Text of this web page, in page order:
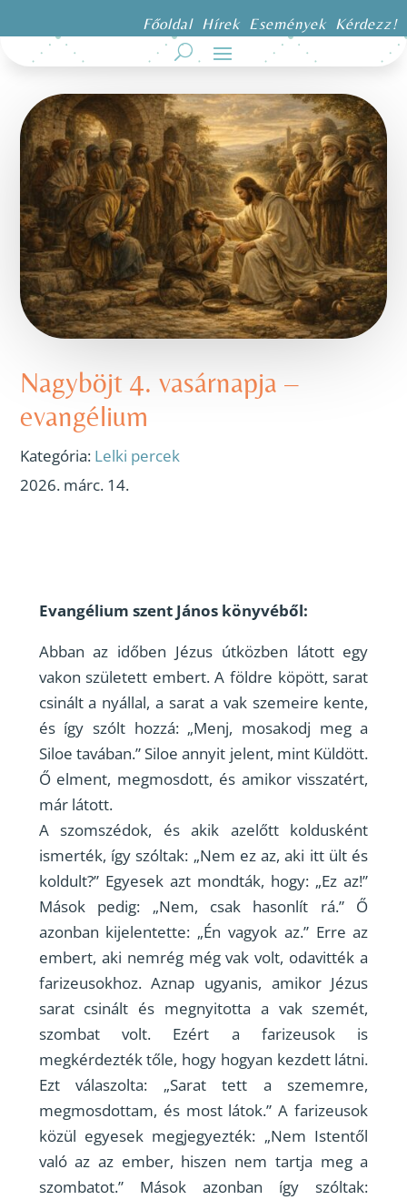
Főoldal Hírek Események Kérdezz!
Nagyböjt 4. vasárnapja –
evangélium
Kategória: Lelki percek
2026. márc. 14.
Evangélium szent János könyvéből:
Abban az időben Jézus útközben látott egy
vakon született embert. A földre köpött, sarat
csinált a nyállal, a sarat a vak szemeire kente,
és így szólt hozzá: „Menj, mosakodj meg a
Siloe tavában.” Siloe annyit jelent, mint Küldött.
Ő elment, megmosdott, és amikor visszatért,
már látott.
A szomszédok, és akik azelőtt koldusként
ismerték, így szóltak: „Nem ez az, aki itt ült és
koldult?” Egyesek azt mondták, hogy: „Ez az!”
Mások pedig: „Nem, csak hasonlít rá.” Ő
azonban kijelentette: „Én vagyok az.” Erre az
embert, aki nemrég még vak volt, odavitték a
farizeusokhoz. Aznap ugyanis, amikor Jézus
sarat csinált és megnyitotta a vak szemét,
szombat volt. Ezért a farizeusok is
megkérdezték tőle, hogy hogyan kezdett látni.
Ezt válaszolta: „Sarat tett a szememre,
megmosdottam, és most látok.” A farizeusok
közül egyesek megjegyezték: „Nem Istentől
való az az ember, hiszen nem tartja meg a
szombatot.” Mások azonban így szóltak: